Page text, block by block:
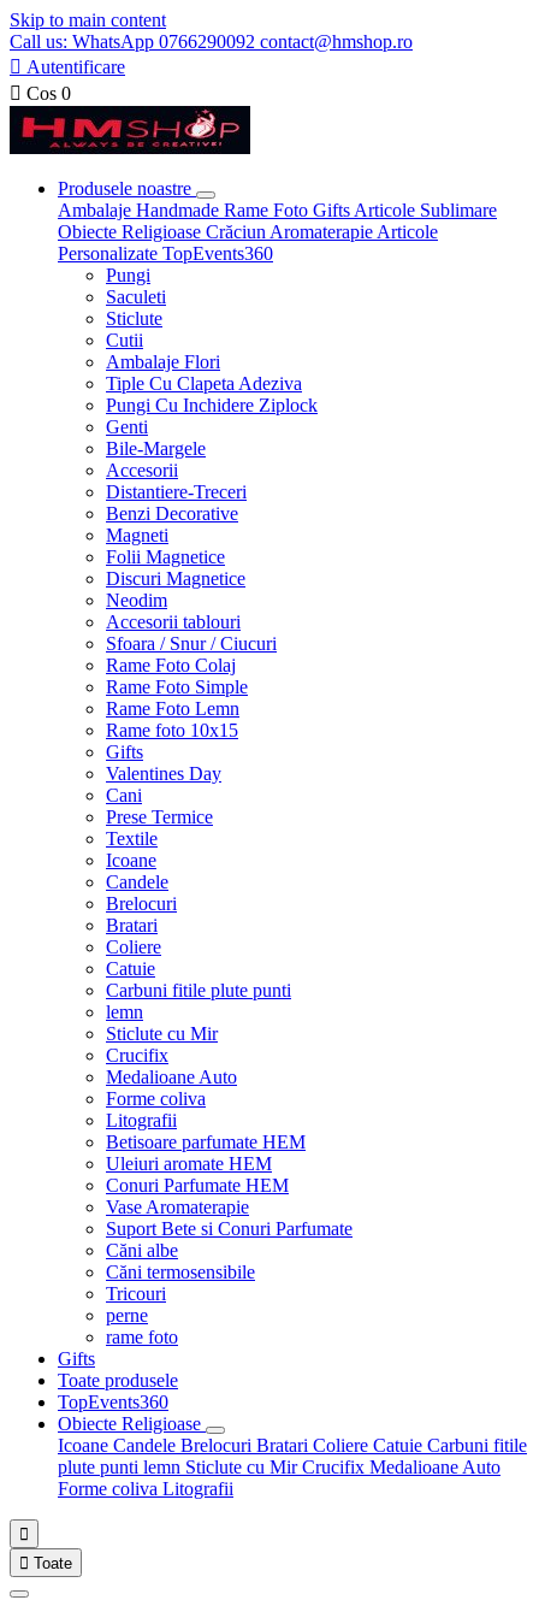
Skip to main content
Call us: WhatsApp 0766290092 contact@hmshop.ro
 Autentificare
 Cos 0
Produsele noastre
Ambalaje Handmade Rame Foto Gifts Articole Sublimare
Obiecte Religioase Crăciun Aromaterapie Articole
Personalizate TopEvents360
Pungi
Saculeti
Sticlute
Cutii
Ambalaje Flori
Tiple Cu Clapeta Adeziva
Pungi Cu Inchidere Ziplock
Genti
Bile-Margele
Accesorii
Distantiere-Treceri
Benzi Decorative
Magneti
Folii Magnetice
Discuri Magnetice
Neodim
Accesorii tablouri
Sfoara / Snur / Ciucuri
Rame Foto Colaj
Rame Foto Simple
Rame Foto Lemn
Rame foto 10x15
Gifts
Valentines Day
Cani
Prese Termice
Textile
Icoane
Candele
Brelocuri
Bratari
Coliere
Catuie
Carbuni fitile plute punti
lemn
Sticlute cu Mir
Crucifix
Medalioane Auto
Forme coliva
Litografii
Betisoare parfumate HEM
Uleiuri aromate HEM
Conuri Parfumate HEM
Vase Aromaterapie
Suport Bete si Conuri Parfumate
Căni albe
Căni termosensibile
Tricouri
perne
rame foto
Gifts
Toate produsele
TopEvents360
Obiecte Religioase
Icoane Candele Brelocuri Bratari Coliere Catuie Carbuni fitile
plute punti lemn Sticlute cu MirCrucifix Medalioane Auto
Forme coliva Litografii

 Toate